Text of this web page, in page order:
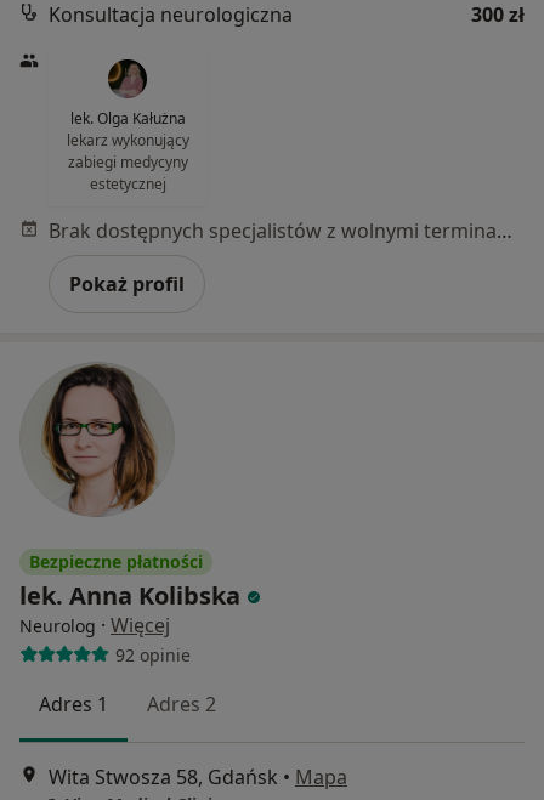
Konsultacja neurologiczna
300 zł
lek. Olga Kałużna
lekarz wykonujący
zabiegi medycyny
estetycznej
Brak dostępnych specjalistów z wolnymi terminami w tym centrum medycznym.
Pokaż profil
Bezpieczne płatności
lek. Anna Kolibska
Neurolog · Więcej
92 opinie
Adres 1 Adres 2
Wita Stwosza 58, Gdańsk • Mapa